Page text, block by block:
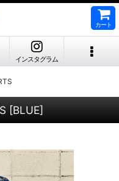
カート
インスタグラム
[BLUE]